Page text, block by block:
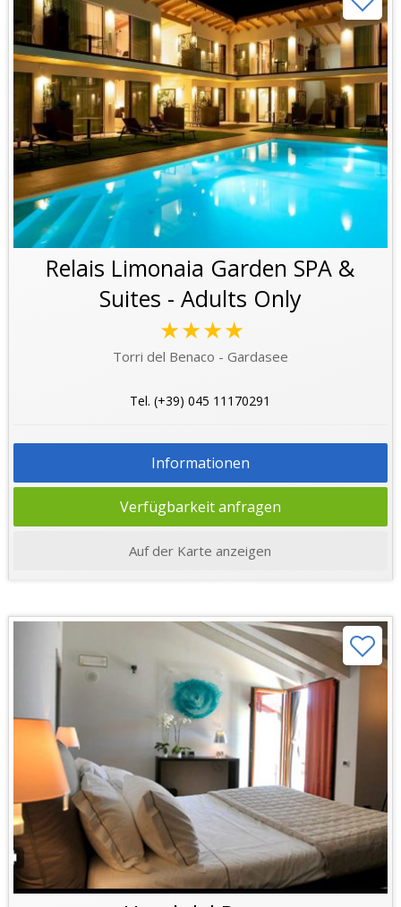
Relais Limonaia Garden SPA &
Suites - Adults Only
★★★★
Torri del Benaco - Gardasee
Tel. (+39) 045 11170291
Informationen
Verfügbarkeit anfragen
Auf der Karte anzeigen